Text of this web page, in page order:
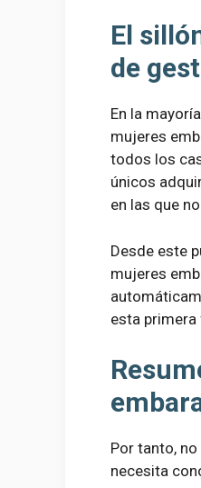
El
de
En la
mujeres
todos los
únicos
en las que
Desde este
mujeres
esta primera
Por tanto,
necesita